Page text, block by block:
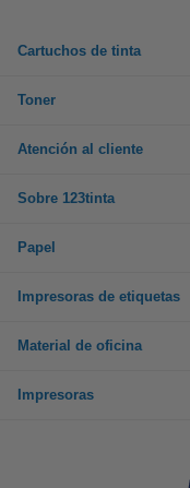
Cartuchos de tinta
Toner
Atención al cliente
Sobre 123tinta
Papel
Impresoras de etiquetas
Material de oficina
Impresoras